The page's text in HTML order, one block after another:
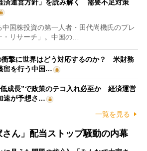
済運営方針」を読み解く 需要不足対策
国株投資の第一人者・田代尚機氏のプレ
・リサーチ」。中国の…
撃に世界はどう対応するのか？ 米財務
留を行う中国…
成長”で政策のテコ入れ必至か 経済運営
速が予想さ…
一覧を見る
さん」配当ストップ騒動の内幕